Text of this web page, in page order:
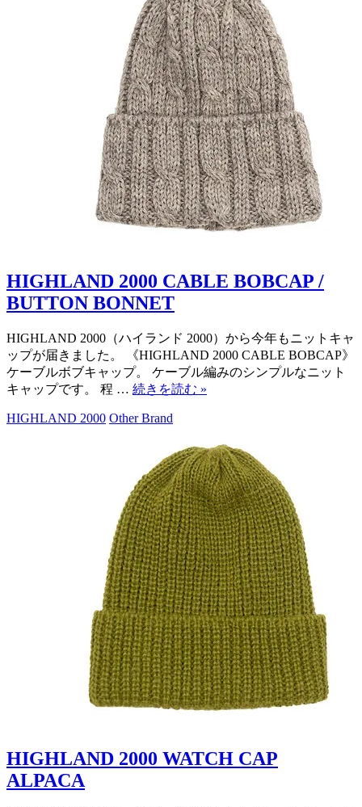
HIGHLAND 2000 CABLE BOBCAP /
BUTTON BONNET
HIGHLAND 2000（ハイランド 2000）から今年もニットキャ
ップが届きました。 《HIGHLAND 2000 CABLE BOBCAP》
ケーブルボブキャップ。 ケーブル編みのシンプルなニット
キャップです。 程 … 続きを読む »
HIGHLAND 2000 Other Brand
HIGHLAND 2000 WATCH CAP
ALPACA